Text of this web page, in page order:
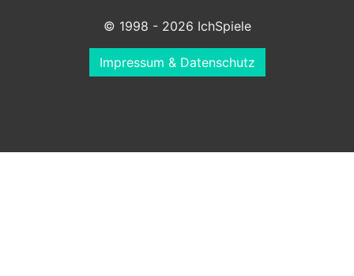
© 1998 - 2026 IchSpiele
Impressum & Datenschutz